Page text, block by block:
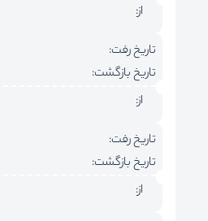
از:
تاریخ رفت:
تاریخ بازگشت:
از:
تاریخ رفت:
تاریخ بازگشت:
از: